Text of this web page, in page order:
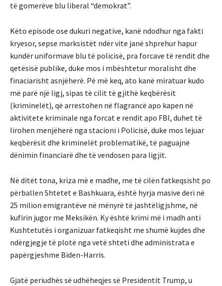
të gomerëve blu liberal “demokrat”.
Këto episode ose dukuri negative, kanë ndodhur nga fakti
kryesor, sepse marksistët ndër vite janë shprehur hapur
kundër uniformave blu të policisë, pra forcave të rendit dhe
qetësisë publike, duke mos i mbështetur moralisht dhe
finaciarisht asnjëherë. Pë më keq, ato kanë miratuar kudo
më parë një ligj, sipas të cilit të gjithë keqbërësit
(kriminelët), që arrestohen në flagrancë apo kapen në
aktivitete kriminale nga forcat e rendit apo FBI, duhet të
lirohen menjëherë nga stacioni i Policisë, duke mos lejuar
keqbërësit dhe kriminelët problematikë, të paguajnë
dënimin financiarë dhe të vendosen para ligjit.
Në ditët tona, kriza më e madhe, me të cilën fatkeqsisht po
përballen Shtetet e Bashkuara, është hyrja masive deri në
25 milion emigrantëve në mënyrë të jashtëligjshme, në
kufirin jugor me Meksikën. Ky është krimi më i madh anti
Kushtetutës i organizuar fatkeqisht me shumë kujdes dhe
ndërgjegje të plotë nga vetë shteti dhe administrata e
papërgjeshme Biden-Harris.
Gjatë periudhës së udhëheqjes së Presidentit Trump, u